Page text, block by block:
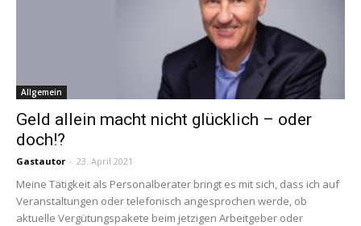
Allgemein
Geld allein macht nicht glücklich – oder
doch!?
Gastautor - 23. April 2021
Meine Tätigkeit als Personalberater bringt es mit sich, dass ich auf
Veranstaltungen oder telefonisch angesprochen werde, ob
aktuelle Vergütungspakete beim ­jetzigen Arbeitgeber oder